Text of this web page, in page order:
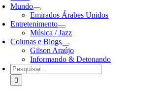
Mundo
Emirados Árabes Unidos
Entretenimento
Música / Jazz
Colunas e Blogs
Gilson Araújo
Informando & Detonando
Buscar
resultados
para: